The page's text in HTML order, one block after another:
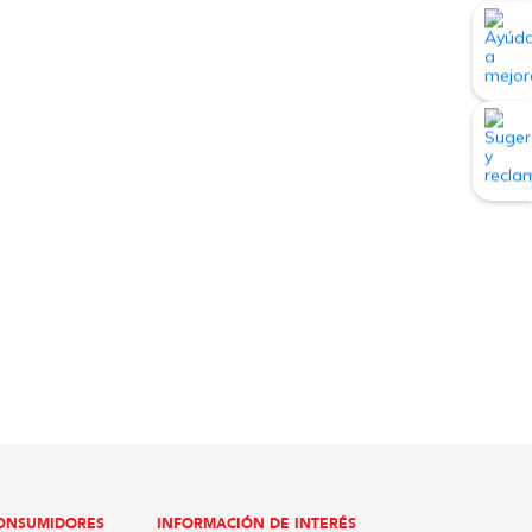
INFORMACIÓN DE INTERÉS